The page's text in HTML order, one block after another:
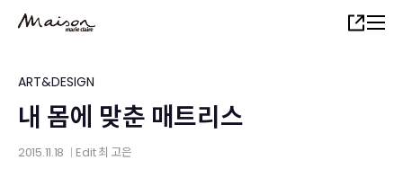
content
Share
ART&DESIGN
내 몸에 맞춘 매트리스
2015.11.18 Edit최 고은